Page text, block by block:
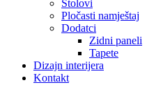
Stolovi
Pločasti namještaj
Dodatci
Zidni paneli
Tapete
Dizajn interijera
Kontakt